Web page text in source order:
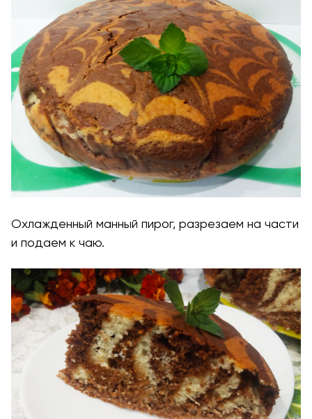
Охлажденный манный пирог, разрезаем на части
и подаем к чаю.